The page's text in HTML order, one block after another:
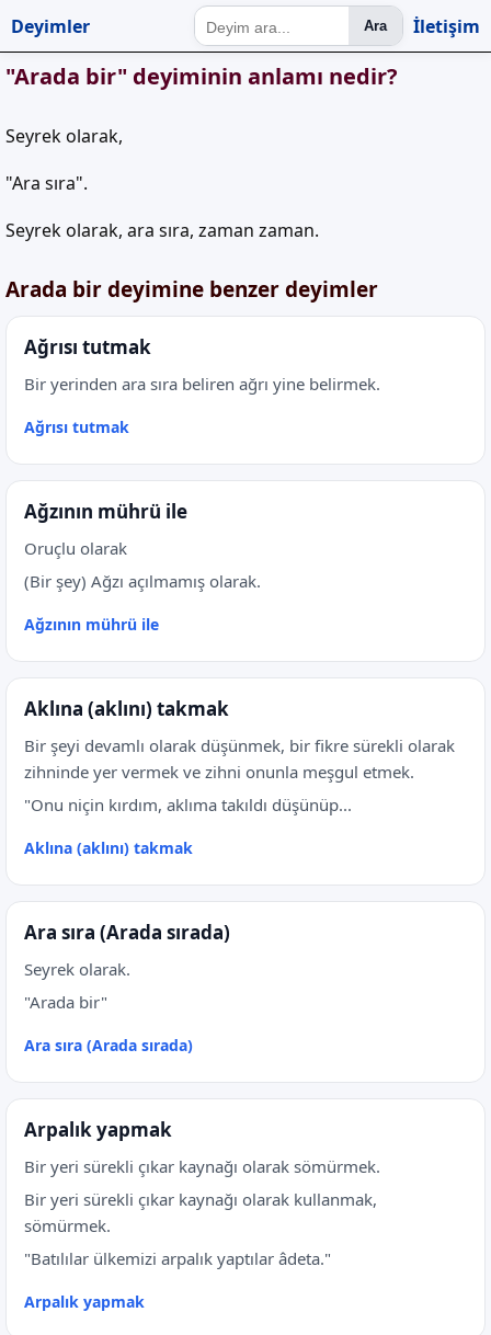
Deyimler Ara İletişim
"Arada bir" deyiminin anlamı nedir?
Seyrek olarak,
"Ara sıra".
Seyrek olarak, ara sıra, zaman zaman.
Arada bir deyimine benzer deyimler
Ağrısı tutmak
Bir yerinden ara sıra beliren ağrı yine belirmek.
Ağrısı tutmak
Ağzının mührü ile
Oruçlu olarak
(Bir şey) Ağzı açılmamış olarak.
Ağzının mührü ile
Aklına (aklını) takmak
Bir şeyi devamlı olarak düşünmek, bir fikre sürekli olarak
zihninde yer vermek ve zihni onunla meşgul etmek.
"Onu niçin kırdım, aklıma takıldı düşünüp...
Aklına (aklını) takmak
Ara sıra (Arada sırada)
Seyrek olarak.
"Arada bir"
Ara sıra (Arada sırada)
Arpalık yapmak
Bir yeri sürekli çıkar kaynağı olarak sömürmek.
Bir yeri sürekli çıkar kaynağı olarak kullanmak,
sömürmek.
"Batılılar ülkemizi arpalık yaptılar âdeta."
Arpalık yapmak